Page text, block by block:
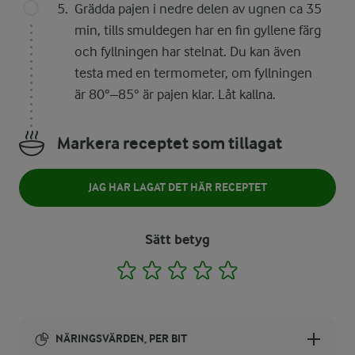
Grädda pajen i nedre delen av ugnen ca 35
min, tills smuldegen har en fin gyllene färg
och fyllningen har stelnat. Du kan även
testa med en termometer, om fyllningen
är 80°–85° är pajen klar. Låt kallna.
Markera receptet som tillagat
JAG HAR LAGAT DET HÄR RECEPTET
Sätt betyg
1 2 3 4
NÄRINGSVÄRDEN, PER BIT